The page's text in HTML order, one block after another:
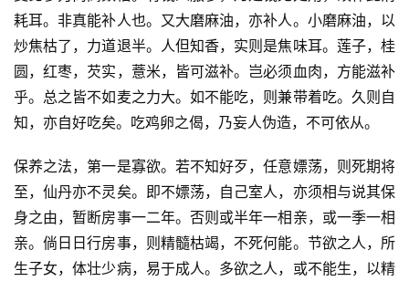
耗耳。非真能补人也。又大磨麻油，亦补人。小磨麻油，以
炒焦枯了，力道退半。人但知香，实则是焦味耳。莲子，桂
圆，红枣，芡实，薏米，皆可滋补。岂必须血肉，方能滋补
乎。总之皆不如麦之力大。如不能吃，则兼带着吃。久则自
知，亦自好吃矣。吃鸡卵之偈，乃妄人伪造，不可依从。
保养之法，第一是寡欲。若不知好歹，任意嫖荡，则死期将
至，仙丹亦不灵矣。即不嫖荡，自己室人，亦须相与说其保
身之由，暂断房事一二年。否则或半年一相亲，或一季一相
亲。倘日日行房事，则精髓枯竭，不死何能。节欲之人，所
生子女，体壮少病，易于成人。多欲之人，或不能生，以精